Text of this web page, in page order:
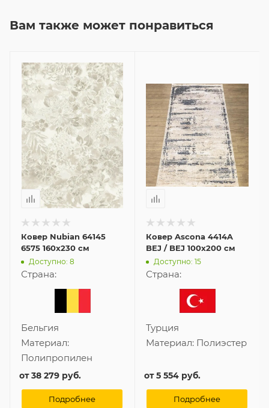
Вам также может понравиться
Ковер Nubian 64145
6575 160x230 см
Доступно: 8
Страна:
Бельгия
Материал:
Полипропилен
от38 279 руб.
Подробнее
Ковер Ascona 4414A
BEJ / BEJ 100x200 см
Доступно: 15
Страна:
Турция
Материал: Полиэстер
от5 554 руб.
Подробнее